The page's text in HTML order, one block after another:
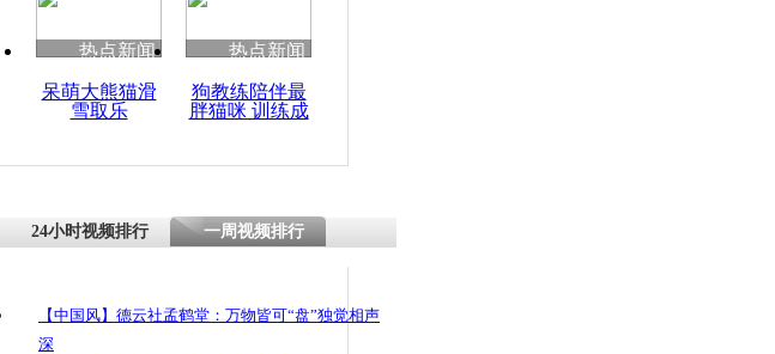
魂
热点新闻
呆萌大熊猫滑
雪取乐
热点新闻
狗教练陪伴最
胖猫咪 训练成
24小时视频排行 一周视频排行
【中国风】德云社孟鹤堂：万物皆可“盘”独觉相声
深